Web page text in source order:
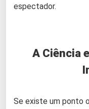
espectador.
A Ciência
Se existe um ponto